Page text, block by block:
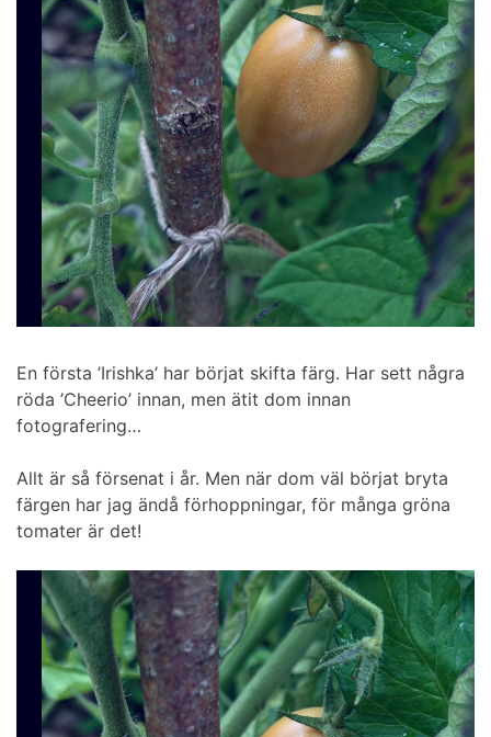
En första ’Irishka’ har börjat skifta färg. Har sett några
röda ’Cheerio’ innan, men ätit dom innan
fotografering…
Allt är så försenat i år. Men när dom väl börjat bryta
färgen har jag ändå förhoppningar, för många gröna
tomater är det!